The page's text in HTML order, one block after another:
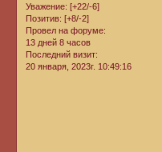
Уважение: [+22/-6]
Позитив: [+8/-2]
Провел на форуме:
13 дней 8 часов
Последний визит:
20 января, 2023г. 10:49:16